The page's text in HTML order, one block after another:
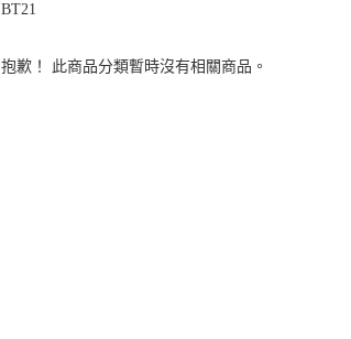
BT21
抱歉！ 此商品分類暫時沒有相關商品。